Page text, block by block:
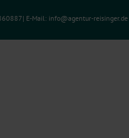
E-Mail: info@agentur-reisinger.de